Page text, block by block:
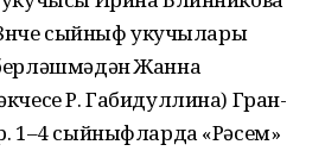
сыйныф укучылары
Жанна
Р. Габидуллина) Гран-
1–4 сыйныфларда «Рәсем»